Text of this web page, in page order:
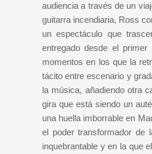
audiencia a través de un
guitarra incendiaria, Ross
un espectáculo que
entregado desde el
momentos en los que la
tácito entre escenario y
la música, añadiendo otra
gira que está siendo un
una huella imborrable en
el poder transformador de
inquebrantable y en la que